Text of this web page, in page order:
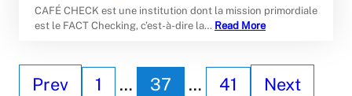
CAFÉ CHECK est une institution dont la mission primordiale
est le FACT Checking, c’est-à-dire la… Read More
Prev 1 … 37 … 41 Next